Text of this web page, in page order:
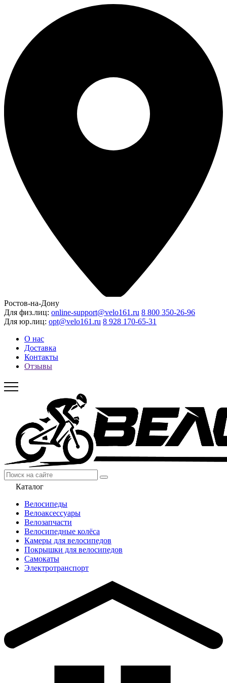
Ростов-на-Дону
Для физ.лиц: online-support@velo161.ru 8 800 350-26-96
Для юр.лиц: opt@velo161.ru 8 928 170-65-31
О нас
Доставка
Контакты
Отзывы
Каталог
Велосипеды
Велоаксессуары
Велозапчасти
Велосипедные колёса
Камеры для велосипедов
Покрышки для велосипедов
Самокаты
Электротранспорт